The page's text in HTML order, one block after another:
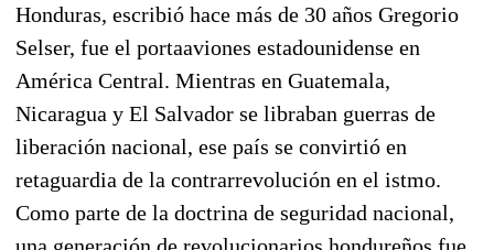
Honduras, escribió hace más de 30 años Gregorio
Selser, fue el portaaviones estadounidense en
América Central. Mientras en Guatemala,
Nicaragua y El Salvador se libraban guerras de
liberación nacional, ese país se convirtió en
retaguardia de la contrarrevolución en el istmo.
Como parte de la doctrina de seguridad nacional,